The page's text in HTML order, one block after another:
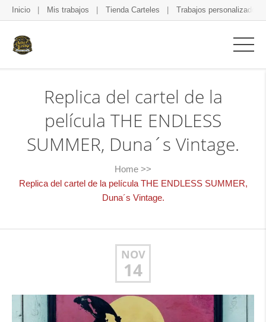
Inicio Mis trabajos Tienda Carteles Trabajos personalizados
Replica del cartel de la
película THE ENDLESS
SUMMER, Duna´s Vintage.
Home >>
Replica del cartel de la película THE ENDLESS SUMMER,
Duna´s Vintage.
NOV
14